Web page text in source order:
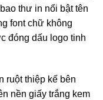
thư in nổi bật tên
font chữ không
đóng dấu logo tinh
ruột thiệp kế bên
nền giấy trắng kem